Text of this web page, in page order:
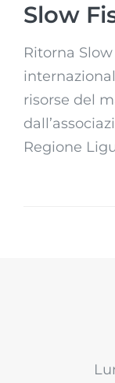
Slow
Ritorna Slow
risorse del
Regione